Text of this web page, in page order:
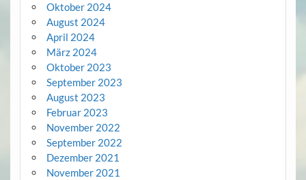
Oktober 2024
August 2024
April 2024
März 2024
Oktober 2023
September 2023
August 2023
Februar 2023
November 2022
September 2022
Dezember 2021
November 2021